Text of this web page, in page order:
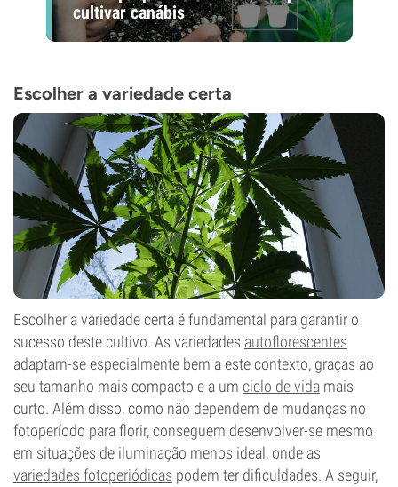
cultivar canábis
Escolher a variedade certa
Escolher a variedade certa é fundamental para garantir o
sucesso deste cultivo. As variedades autoflorescentes
adaptam-se especialmente bem a este contexto, graças ao
seu tamanho mais compacto e a um ciclo de vida mais
curto. Além disso, como não dependem de mudanças no
fotoperíodo para florir, conseguem desenvolver-se mesmo
em situações de iluminação menos ideal, onde as
variedades fotoperiódicas podem ter dificuldades. A seguir,